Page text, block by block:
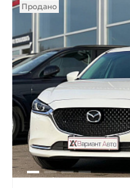
Продано